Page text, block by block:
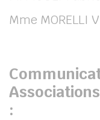
Mme MORELLI
: